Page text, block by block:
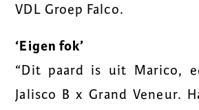
VDL Groep Falco.
‘Eigen fok’
“Dit paard is uit Marico,
Jalisco B x Grand Veneur.